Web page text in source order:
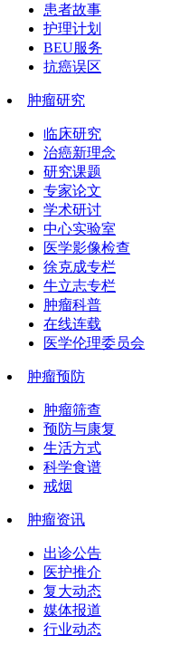
患者故事
护理计划
BEU服务
抗癌误区
肿瘤研究
临床研究
治癌新理念
研究课题
专家论文
学术研讨
中心实验室
医学影像检查
徐克成专栏
牛立志专栏
肿瘤科普
在线连载
医学伦理委员会
肿瘤预防
肿瘤筛查
预防与康复
生活方式
科学食谱
戒烟
肿瘤资讯
出诊公告
医护推介
复大动态
媒体报道
行业动态